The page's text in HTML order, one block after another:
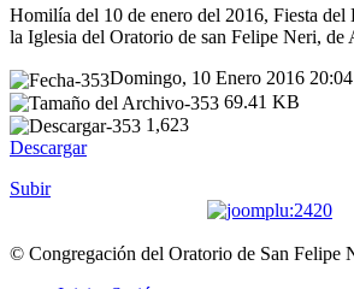
Homilía del 10 de enero del 2016, Fiesta del
la Iglesia del Oratorio de san Felipe Neri, de
Domingo, 10 Enero 2016 20:04
69.41 KB
1,623
Descargar
Subir
© Congregación del Oratorio de San Felipe